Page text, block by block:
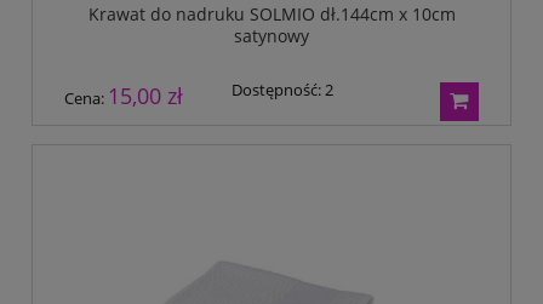
Krawat do nadruku SOLMIO dł.144cm x 10cm
satynowy
Cena: 15,00 zł Dostępność:2